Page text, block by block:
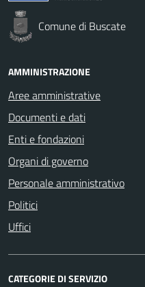
Comune di Buscate
AMMINISTRAZIONE
Aree amministrative
Documenti e dati
Enti e fondazioni
Organi di governo
Personale amministrativo
Politici
Uffici
CATEGORIE DI SERVIZIO